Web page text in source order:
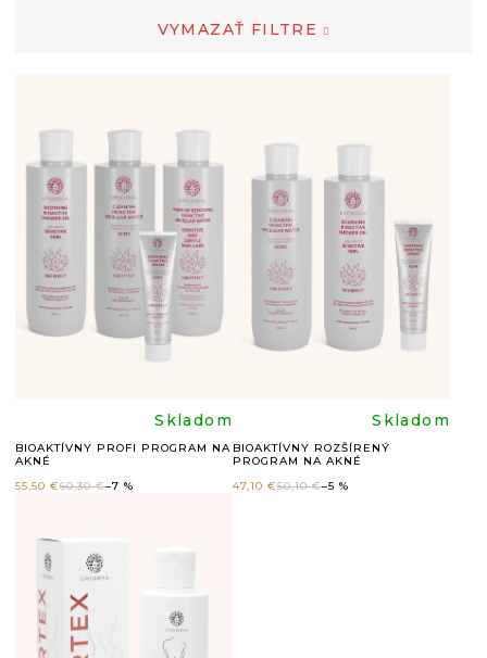
VYMAZAŤ FILTRE
P
O
K
T
BIOAKTÍVNY PROFI PROGRAM NA
AKNÉ
Priemerné
hodnotenie
produktu
je
Skladom
55,50 €60,30 €–7 %
BIOAKTÍVNY ROZŠÍRENÝ
PROGRAM NA AKNÉ
Skladom
47,10 €50,10 €–5 %